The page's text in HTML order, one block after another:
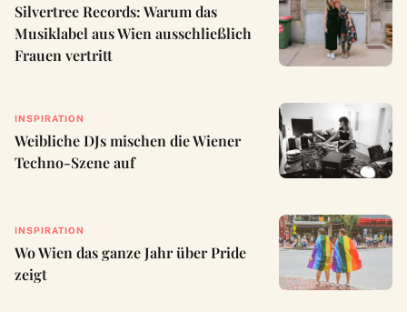
Silvertree Records: Warum das
Musiklabel aus Wien ausschließlich
Frauen vertritt
INSPIRATION
Weibliche DJs mischen die Wiener
Techno-Szene auf
INSPIRATION
Wo Wien das ganze Jahr über Pride
zeigt